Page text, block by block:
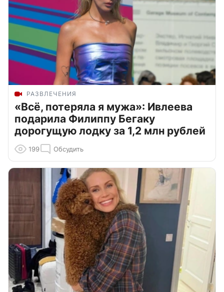
РАЗВЛЕЧЕНИЯ
«Всё, потеряла я мужа»: Ивлеева
подарила Филиппу Бегаку
дорогущую лодку за 1,2 млн рублей
199 Обсудить